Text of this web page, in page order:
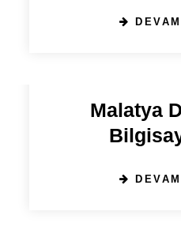
Malatya